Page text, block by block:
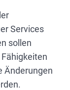
Services
sollen
Änderungen